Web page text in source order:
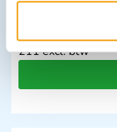
Ambu man draagtas
€
211 excl. btw